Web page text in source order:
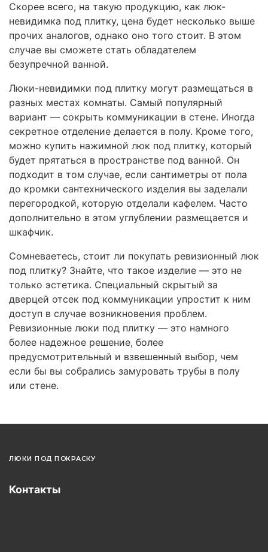
Скорее всего, на такую продукцию, как люк-
невидимка под плитку, цена будет несколько выше
прочих аналогов, однако оно того стоит. В этом
случае вы сможете стать обладателем
безупречной ванной.
Люки-невидимки под плитку могут размещаться в
разных местах комнаты. Самый популярный
вариант — сокрыть коммуникации в стене. Иногда
секретное отделение делается в полу. Кроме того,
можно купить нажимной люк под плитку, который
будет прятаться в пространстве под ванной. Он
подходит в том случае, если сантиметры от пола
до кромки сантехнического изделия вы заделали
перегородкой, которую отделали кафелем. Часто
дополнительно в этом углублении размещается и
шкафчик.
Сомневаетесь, стоит ли покупать ревизионный люк
под плитку? Знайте, что такое изделие — это не
только эстетика. Специальный скрытый за
дверцей отсек под коммуникации упростит к ним
доступ в случае возникновения проблем.
Ревизионные люки под плитку — это намного
более надежное решение, более
предусмотрительный и взвешенный выбор, чем
если бы вы собрались замуровать трубы в полу
или стене.
ЛЮКИ ПОД ПОКРАСКУ
Контакты